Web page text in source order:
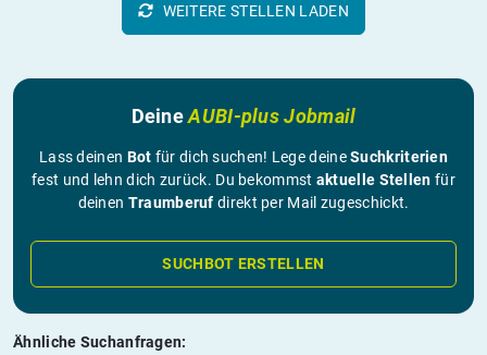
WEITERE STELLEN LADEN
DeineAUBI-plus Jobmail
Lass deinen Bot für dich suchen! Lege deineSuchkriterien
fest und lehn dich zurück. Du bekommst aktuelle Stellen für
deinen Traumberuf direkt per Mail zugeschickt.
SUCHBOT ERSTELLEN
Ähnliche Suchanfragen: